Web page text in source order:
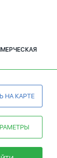
НА КАРТЕ